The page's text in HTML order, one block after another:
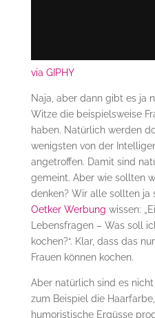
via GIPHY
Naja, aber dann gibt es ja
Witze die beispielsweise
haben. Natürlich werden
wenigsten von der
angetroffen. Damit sind
gemeint. Aber wie sollten
denken? Wir alle sollten ja
Oetker Werbung wissen:
Lebensfragen – Was soll
kochen?“. Klar, dass das
Frauen können kochen.
Aber natürlich sind es
zum Beispiel die
humoristische Ergüsse